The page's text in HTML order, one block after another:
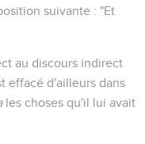
suivante : "Et
au discours indirect
effacé d'ailleurs dans
les choses qu'il lui avait